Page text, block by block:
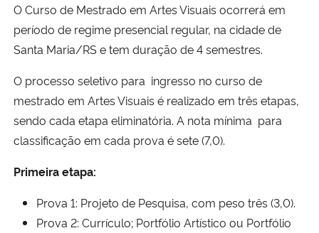
Ministério da Cidadania
Ministério da Saúde
Ministério de Minas e Energia
Ministério da Ciência, Tecnologia, Inovações e Comunicações
Ministério do Meio Ambiente
Ministério do Turismo
O Curso de Mestrado em Artes Visuais ocorrerá em
período de regime presencial regular, na cidade de
Santa Maria/RS e tem duração de 4 semestres.
O processo seletivo para ingresso no curso de
mestrado em Artes Visuais é realizado em três etapas,
sendo cada etapa eliminatória. A nota mínima para
classificação em cada prova é sete (7,0).
Primeira etapa:
Prova 1: Projeto de Pesquisa, com peso três (3,0).
Prova 2: Currículo; Portfólio Artístico ou Portfólio